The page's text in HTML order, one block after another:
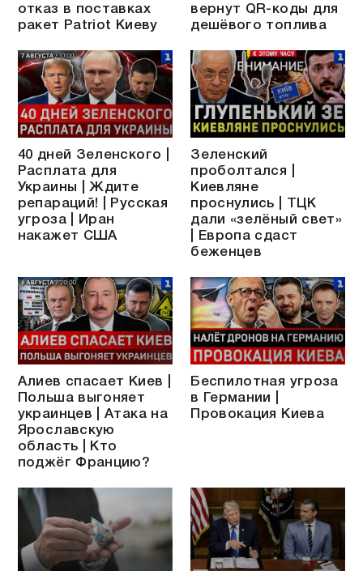
отказ в поставках
ракет Patriot Киеву
вернут QR-коды для
дешёвого топлива
40 дней Зеленского |
Расплата для
Украины | Ждите
репараций! | Русская
угроза | Иран
накажет США
Зеленский
проболтался |
Киевляне
проснулись | ТЦК
дали «зелёный свет»
| Европа сдаст
беженцев
Алиев спасает Киев |
Польша выгоняет
украинцев | Атака на
Ярославскую
область | Кто
поджёг Францию?
Беспилотная угроза
в Германии |
Провокация Киева